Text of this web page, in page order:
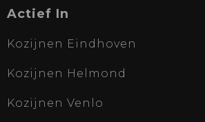
Actief In
Kozijnen Eindhoven
Kozijnen Helmond
Kozijnen Venlo